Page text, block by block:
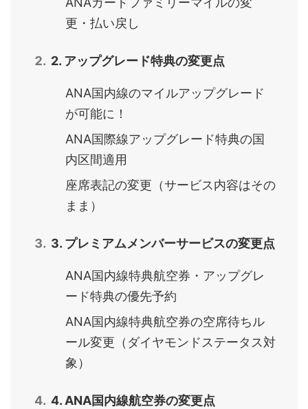
更・払い戻し
2. アップグレード特典の変更点
ANA国内線のマイルアップグレード
が可能に！
ANA国際線アップグレード特典の国
内区間適用
座席表記の変更（サービス内容はその
まま）
3. プレミアムメンバーサービスの変更点
ANA国内線特典航空券・アップグレ
ード特典の優先予約
ANA国内線特典航空券の空席待ちル
ール変更（ダイヤモンドステータス対
象）
4. ANA国内線航空券の変更点